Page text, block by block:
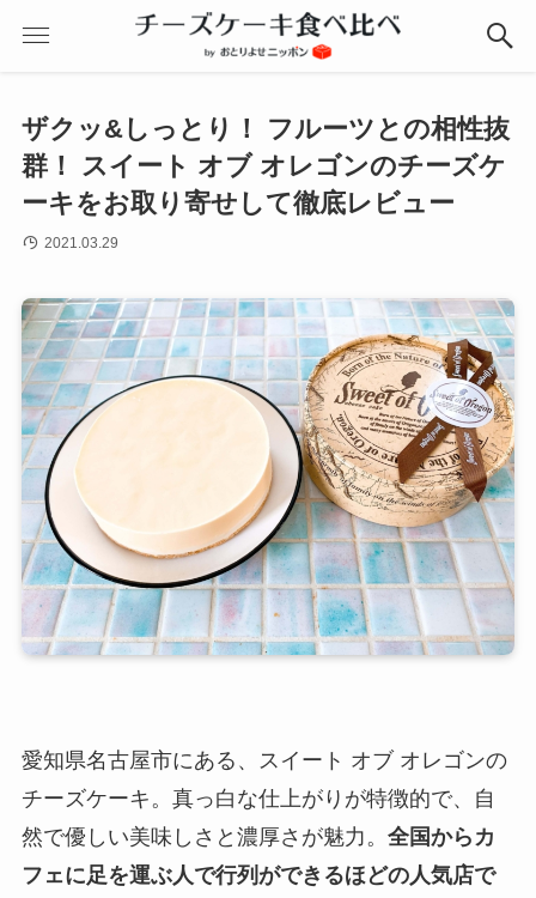
ザクッ&しっとり！ フルーツとの相性抜
群！ スイート オブ オレゴンのチーズケ
ーキをお取り寄せして徹底レビュー
2021.03.29
愛知県名古屋市にある、スイート オブ オレゴンの
チーズケーキ。真っ白な仕上がりが特徴的で、自
然で優しい美味しさと濃厚さが魅力。 全国からカ
フェに足を運ぶ人で行列ができるほどの人気店で